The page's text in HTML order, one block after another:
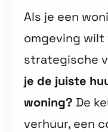
Als je een
omgeving wilt
strategische
je de juiste
woning? De
verhuur, een